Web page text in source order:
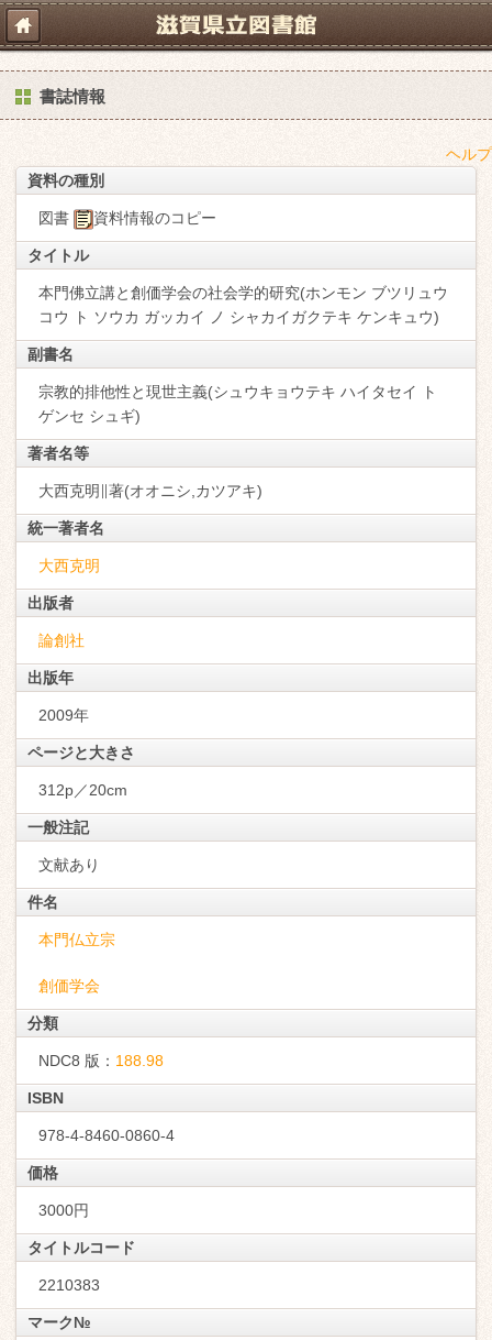
書誌情報
ヘルプ
資料の種別
図書 資料情報のコピー
タイトル
本門佛立講と創価学会の社会学的研究(ホンモン ブツリュウ
コウ ト ソウカ ガッカイ ノ シャカイガクテキ ケンキュウ)
副書名
宗教的排他性と現世主義(シュウキョウテキ ハイタセイ ト
ゲンセ シュギ)
著者名等
大西克明∥著(オオニシ,カツアキ)
統一著者名
大西克明
出版者
論創社
出版年
2009年
ページと大きさ
312p／20cm
一般注記
文献あり
件名
本門仏立宗
創価学会
分類
NDC8 版： 188.98
ISBN
978-4-8460-0860-4
価格
3000円
タイトルコード
2210383
マーク№